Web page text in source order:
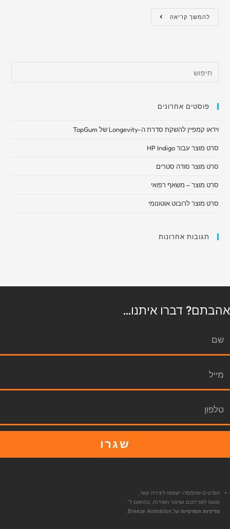
להמשך קריאה
פוסטים אחרונים
וידאו קמפיין להשקת סדרת ה-Longevity של TopGum
סרט מוצר עבור HP Indigo
סרט מוצר סודה סטרים
סרט מוצר – משאף רפואי​
סרט מוצר לרובוט אוטונומי
תגובות אחרונות
אהבתם? דברו איתנו...
שגרו
הפרטים שתמסרו ישמשו ליצירת קשר,
מענה לפנייתכם ושיפור השירות, בהתאם ל־
מדיניות הפרטיות של Breeze Animation.